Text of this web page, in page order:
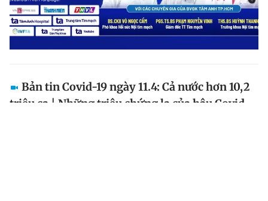
Bản tin Covid-19 ngày 11.4: Cả nước hơn 10,2
triệu ca | Những triệu chứng lạ của hậu Covid-